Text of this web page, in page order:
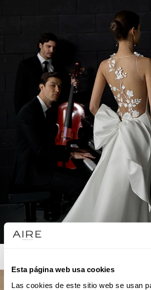
Esta página web usa cookies
Las cookies de este sitio web se usan